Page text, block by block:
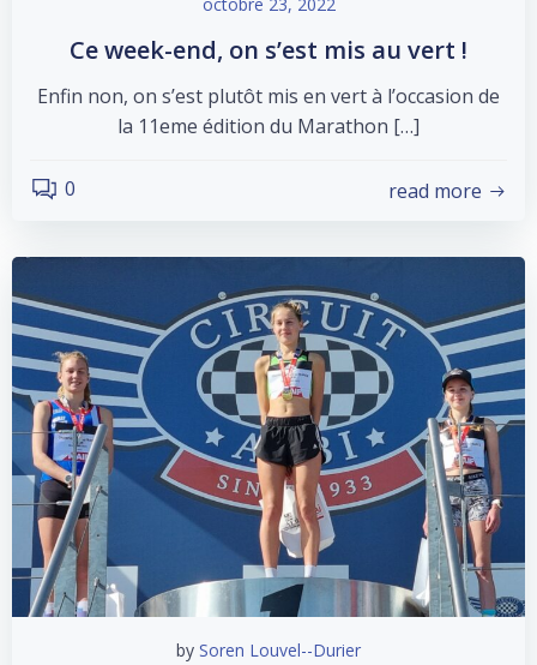
Ce week-end, on s’est mis au vert !
Enfin non, on s’est plutôt mis en vert à l’occasion de
la 11eme édition du Marathon […]
0 read more
by Soren Louvel--Durier